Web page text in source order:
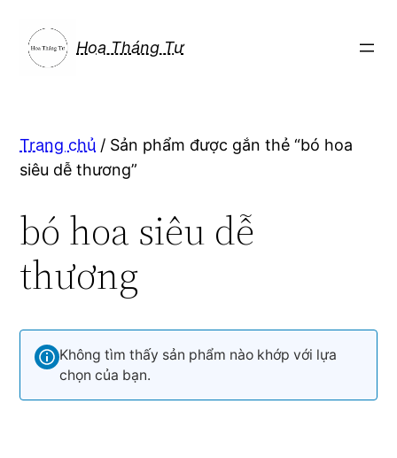
phần
Hoa Tháng Tư
Trang chủ / Sản phẩm được gắn thẻ “bó hoa
siêu dễ thương”
bó hoa siêu dễ
thương
Không tìm thấy sản phẩm nào khớp với lựa
chọn của bạn.